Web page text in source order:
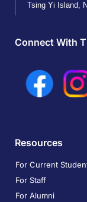
Tsing Yi Island,
Connect With
Resources
For Current
For Staff
For Alumni